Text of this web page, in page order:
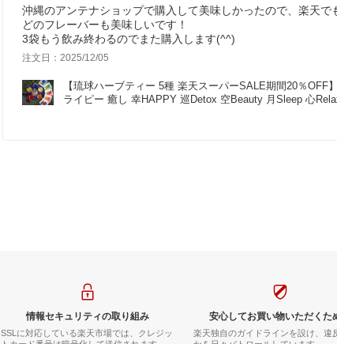
沖縄のアンテナショップで購入して美味しかったので、楽天で
どのフレーバーも美味しいです！
3袋もう飲み終わるのでまた購入します(^^)
注文日：2025/12/05
【琉球ハーブティー 5種 楽天スーパーSALE期間20％
ライピー 癒し 幸HAPPY 巡Detox 空Beauty 月Sleep 心
情報セキュリティの取り組み
SSLに対応している楽天市場では、クレジッ
安心してお買い物いただくた
楽天独自のガイドラインを設け、違